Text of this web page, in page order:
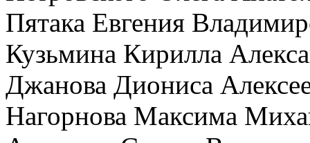
Пятака Евгения
Кузьмина Кирилла
Джанова Диониса
Нагорнова Максима